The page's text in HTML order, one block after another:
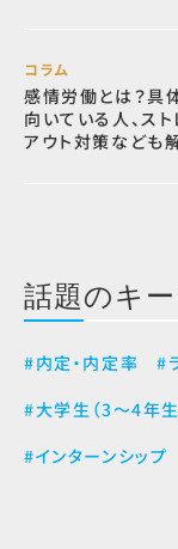
コラム
感情労働とは？具
向いている人、ス
アウト対策なども
話題のキ
#内定・内定率 #
#大学生（3～4年生
#インターンシップ